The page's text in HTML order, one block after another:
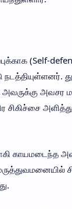
(Self-
நடத்தியுள்ளனர்.
அவசர
சிகிச்சை
காயமடைந்த